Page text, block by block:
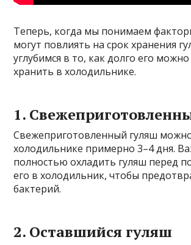
Теперь, когда мы понимаем
могут повлиять на срок хранения
углубимся в то, как долго его
хранить в холодильнике.
1.
Свежеприготовленный гуляш
холодильнике примерно 3–4 дня.
полностью охладить гуляш перед
его в холодильник, чтобы
бактерий.
2. Оставшийся гуляш